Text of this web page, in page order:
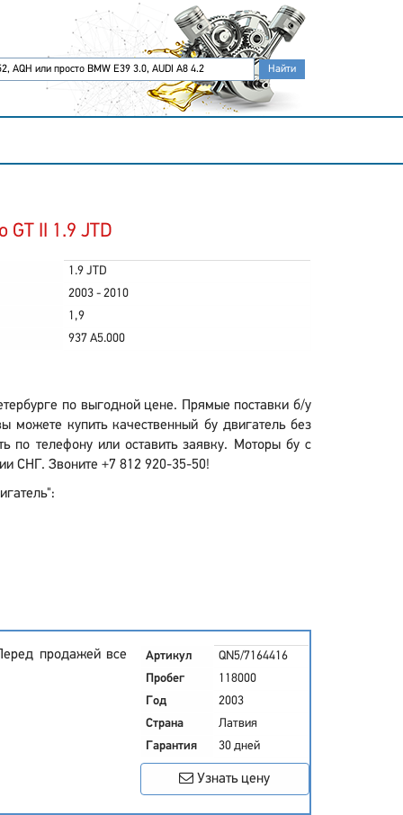
GT II 1.9 JTD
1.9 JTD
2003 - 2010
1,9
937 A5.000
по выгодной цене. Прямые поставки б/у
купить качественный бу двигатель без
телефону или оставить заявку. Моторы бу с
СНГ. Звоните +7 812 920-35-50!
продажей все
Артикул
QN5/7164416
Пробег
118000
Год
2003
Страна
Латвия
Гарантия
30 дней
Узнать цену